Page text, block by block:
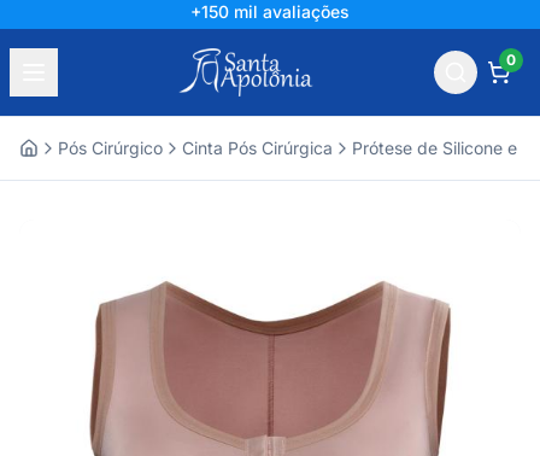
+150 mil avaliações
0
Pós Cirúrgico Cinta Pós Cirúrgica Prótese de Silicone e